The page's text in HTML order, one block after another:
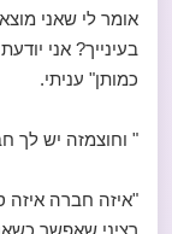
אומר לי שאני
בעינייך? אני
כמותן" עניתי.
" וחוצמזה יש לך
"איזה חברה איזה
רציני שאפשר